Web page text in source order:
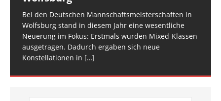
Bei den Deutschen Mannschaftsmeisterschaften in
Wolfsburg stand in diesem Jahr eine wesentliche
Neuerung im Fokus: Erstmals wurden Mixed-Klassen
ausgetragen. Dadurch ergaben sich neue
Konstellationen in […]
den Athletinnen und Athleten mehr Raum zu geben.
[…]
[…]
Am vergangenen Wochenende traf sich die deutsche
Spitze im Trampolinturnen in Biberach an der Riß
(Baden-Württemberg) zu einem hochkarätigen
Wettkampfwochenende: Am Samstag standen die
Deutschen[…]